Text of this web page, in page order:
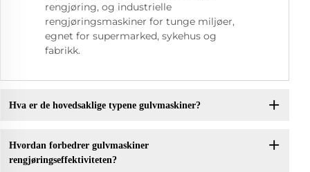
rengjøring, og industrielle
rengjøringsmaskiner for tunge miljøer,
egnet for supermarked, sykehus og
fabrikk.
Hva er de hovedsaklige typene gulvmaskiner?
Hvordan forbedrer gulvmaskiner
rengjøringseffektiviteten?